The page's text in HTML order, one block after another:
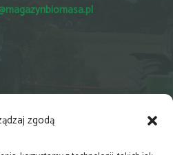
zgodą